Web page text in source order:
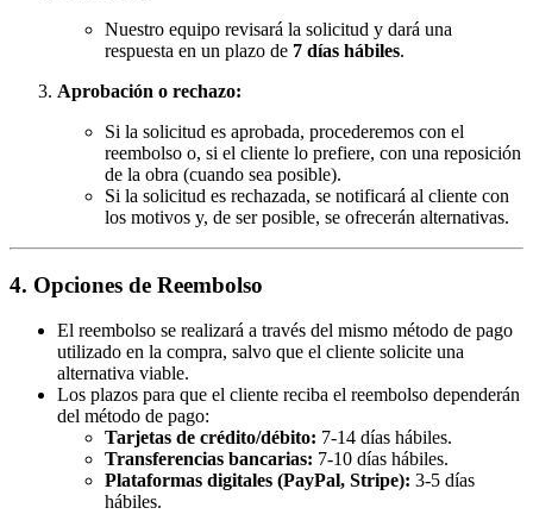
Nuestro equipo revisará la solicitud y dará una
respuesta en un plazo de 7 días hábiles.
Aprobación o rechazo:
Si la solicitud es aprobada, procederemos con el
reembolso o, si el cliente lo prefiere, con una reposición
de la obra (cuando sea posible).
Si la solicitud es rechazada, se notificará al cliente con
los motivos y, de ser posible, se ofrecerán alternativas.
4. Opciones de Reembolso
El reembolso se realizará a través del mismo método de pago
utilizado en la compra, salvo que el cliente solicite una
alternativa viable.
Los plazos para que el cliente reciba el reembolso dependerán
del método de pago:
Tarjetas de crédito/débito: 7-14 días hábiles.
Transferencias bancarias: 7-10 días hábiles.
Plataformas digitales (PayPal, Stripe): 3-5 días
hábiles.